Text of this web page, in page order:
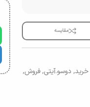
مقایسه
خرید, دوسو.آیتی, فروش,